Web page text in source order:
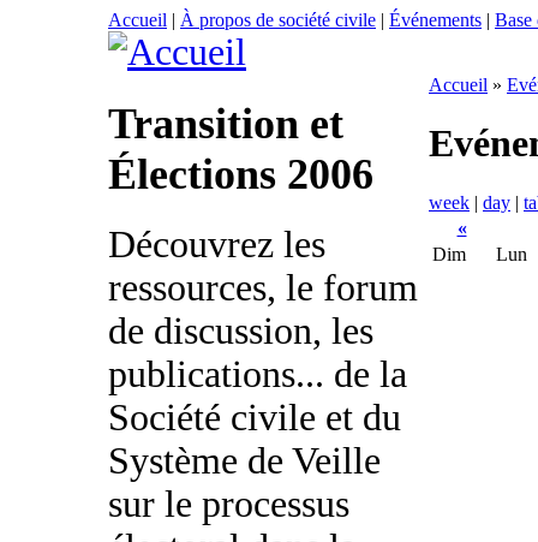
Accueil | À propos de société civile | Événements | Base
Transition et
Élections 2006
Découvrez les
ressources, le forum
de discussion, les
publications... de la
Société civile et du
Système de Veille
sur le processus
Accueil »
week | day |
«
Dim
Lun